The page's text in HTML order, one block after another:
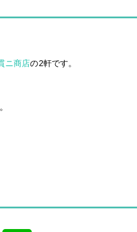
ニ商店の2軒です。